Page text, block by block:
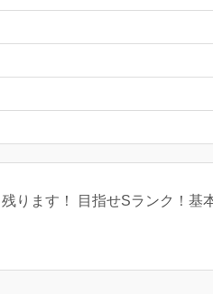
ります！ 目指せSランク！基